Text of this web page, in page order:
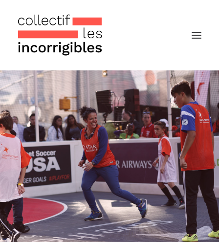
Accueil
Le collectif
Nos actualités
Notre « Incolettre » mensuelle
Recherche